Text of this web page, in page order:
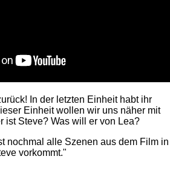
In der letzten Einheit habt ihr
Einheit wollen wir uns näher mit
ist Steve? Was will er von Lea?
nochmal alle Szenen aus dem Film in
vorkommt."